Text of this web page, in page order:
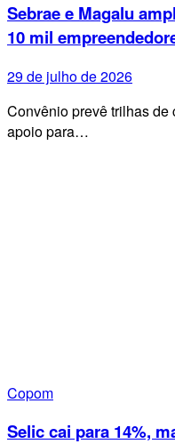
Sebrae e Magalu
10 mil
29 de julho de 2026
Convênio prevê trilhas
apoio para…
Copom
Selic cai para 14%,